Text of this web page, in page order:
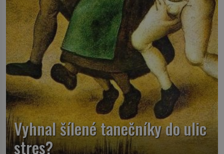
Vyhnal šílené tanečníky do ulic
stres?